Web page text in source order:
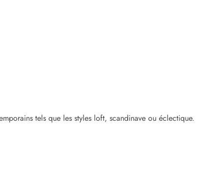
tels que les styles loft, scandinave ou éclectique.